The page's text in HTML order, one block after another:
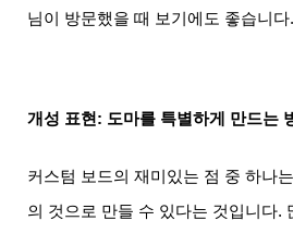
님이 방문했을 때 보기에도 좋습니다.
개성 표현: 도마를 특별하게 만드는
커스텀 보드의 재미있는 점 중 하나
의 것으로 만들 수 있다는 것입니다.